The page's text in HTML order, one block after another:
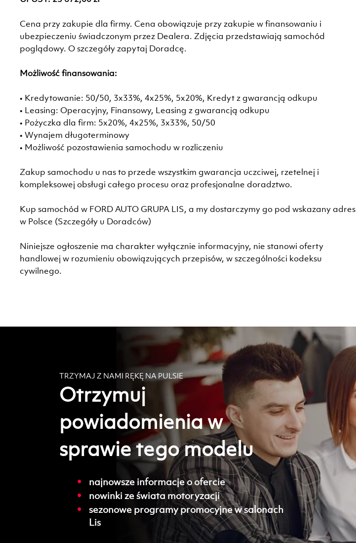
Cena przy zakupie dla firmy. Cena obowiązuje przy zakupie w finansowaniu i
ubezpieczeniu świadczonym przez Dealera. Zdjęcia przedstawiają samochód
poglądowy. O szczegóły zapytaj Doradcę.
Możliwość finansowania:
• Kredytowanie: 50/50, 3x33%, 4x25%, 5x20%, Kredyt z gwarancją odkupu
• Leasing: Operacyjny, Finansowy, Leasing z gwarancją odkupu
• Pożyczka dla firm: 5x20%, 4x25%, 3x33%, 50/50
• Wynajem długoterminowy
• Możliwość pozostawienia samochodu w rozliczeniu
Zakup samochodu u nas to przede wszystkim gwarancja uczciwej, rzetelnej i
kompleksowej obsługi całego procesu oraz profesjonalne doradztwo.
Kup samochód w FORD AUTO GRUPA LIS, a my dostarczymy go pod wskazany adres
w Polsce (Szczegóły u Doradców)
Niniejsze ogłoszenie ma charakter wyłącznie informacyjny, nie stanowi oferty
handlowej w rozumieniu obowiązujących przepisów, w szczególności kodeksu
cywilnego.
TRZYMAJ Z NAMI RĘKĘ NA PULSIE
Otrzymuj
powiadomienia w
sprawie tego modelu
najnowsze informacje o ofercie
nowinki ze świata motoryzacji
sezonowe programy promocyjne w salonach
Lis